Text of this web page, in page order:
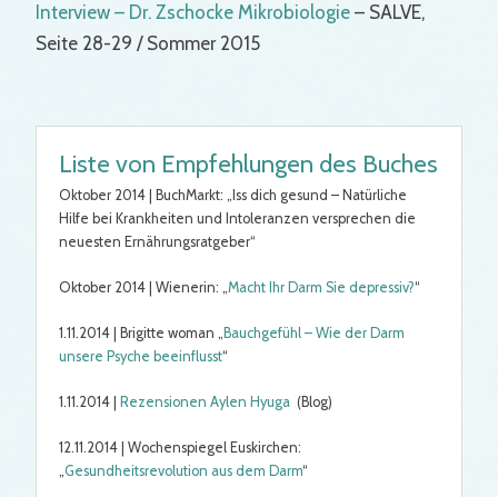
Interview – Dr. Zschocke Mikrobiologie – SALVE,
Seite 28-29 / Sommer 2015
Liste von Empfehlungen des Buches
Oktober 2014 | BuchMarkt: „Iss dich gesund – Natürliche
Hilfe bei Krankheiten und Intoleranzen versprechen die
neuesten Ernährungsratgeber“
Oktober 2014 | Wienerin: „Macht Ihr Darm Sie depressiv?“
1.11.2014 | Brigitte woman „ Bauchgefühl – Wie der Darm
unsere Psyche beeinflusst“
1.11.2014 | Rezensionen Aylen Hyuga (Blog)
12.11.2014 | Wochenspiegel Euskirchen:
„Gesundheitsrevolution aus dem Darm“